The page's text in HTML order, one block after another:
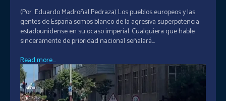
(Por Eduardo Madroñal Pedraza) Los pueblos europeos y las
gentes de España somos blanco de la agresiva superpotencia
estadounidense en su ocaso imperial. Cualquiera que hable
sinceramente de prioridad nacional señalará...
Read more...